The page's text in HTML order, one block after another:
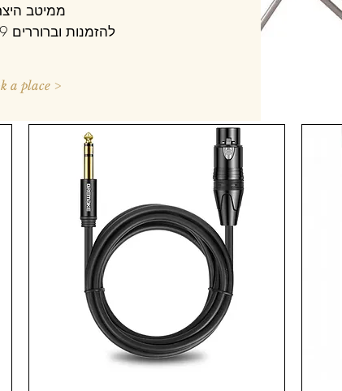
ממיטב
להזמנות וברוררים 046781259
a place >